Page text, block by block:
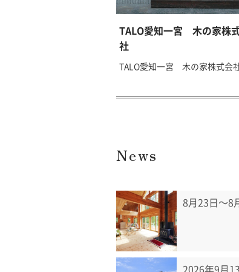
TALO愛知一宮 木の家株
社
TALO愛知一宮 木の家株式会
News
8月23日〜8
2026年9月